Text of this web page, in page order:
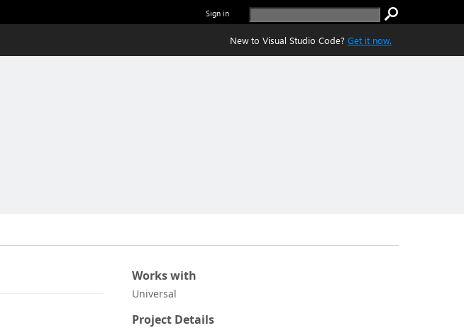
Sign in
New to Visual Studio Code? Get it now.
Works with
Universal
Project Details